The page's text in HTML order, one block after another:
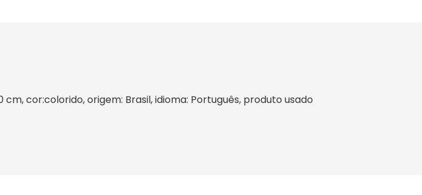
cm, cor:colorido, origem: Brasil, idioma: Português, produto usado